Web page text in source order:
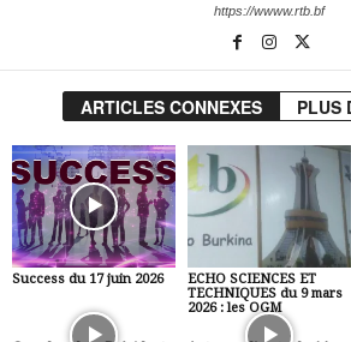
https://wwww.rtb.bf
ARTICLES CONNEXES PLUS
Success du 17 juin 2026
ECHO SCIENCES ET
TECHNIQUES du 9 mars
2026 : les OGM